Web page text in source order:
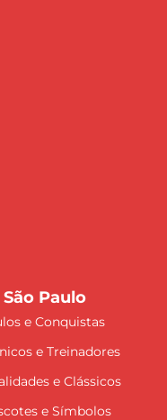
Paulo
e Conquistas
e Treinadores
e Clássicos
e Símbolos